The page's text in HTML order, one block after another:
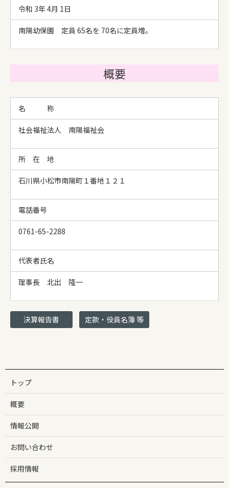
令和 3年 4月 1日
南陽幼保園 定員 65名を 70名に定員増。
概要
名 称
社会福祉法人 南陽福祉会
所 在 地
石川県小松市南陽町１番地１２１
電話番号
0761-65-2288
代表者氏名
理事長 北出 隆一
決算報告書 定款・役員名簿 等
トップ
概要
情報公開
お問い合わせ
採用情報